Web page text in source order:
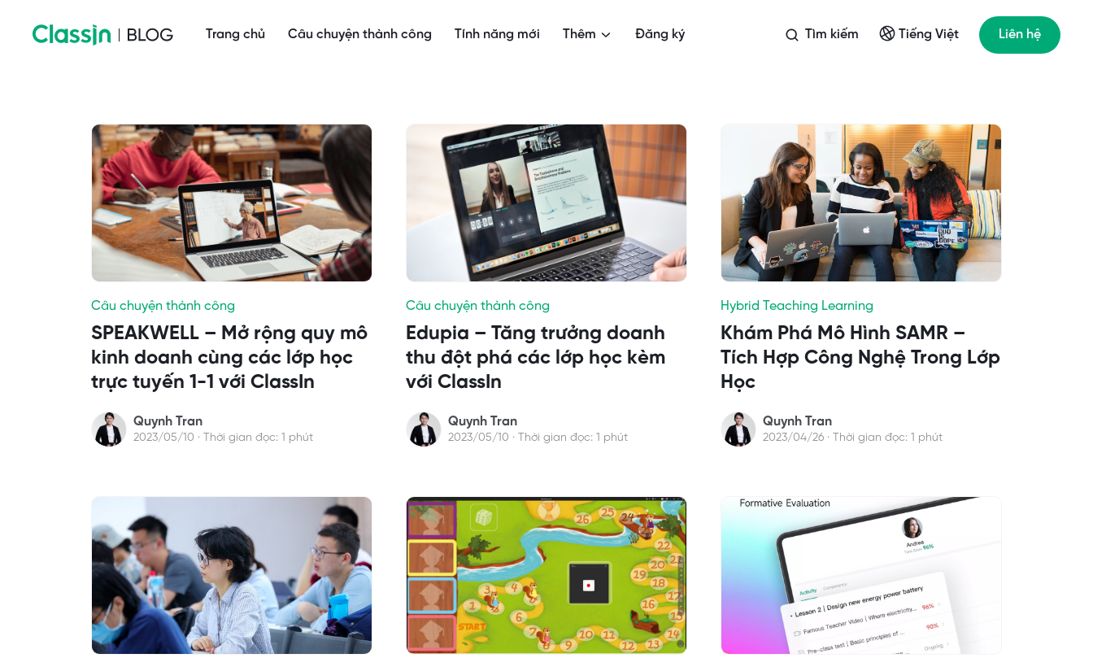
Trang chủ Câu chuyện thành công Tính năng mới Thêm Đăng ký Tìm kiếm Tiếng Việt Liên hệ
Câu chuyện thành công
SPEAKWELL – Mở rộng quy mô
kinh doanh cùng các lớp học
trực tuyến 1-1 với ClassIn
Quynh Tran
2023/05/10 · Thời gian đọc: 1 phút
Câu chuyện thành công
Edupia – Tăng trưởng doanh
thu đột phá các lớp học kèm
với ClassIn
Quynh Tran
2023/05/10 · Thời gian đọc: 1 phút
Hybrid Teaching Learning
Khám Phá Mô Hình SAMR –
Tích Hợp Công Nghệ Trong Lớp
Học
Quynh Tran
2023/04/26 · Thời gian đọc: 1 phút